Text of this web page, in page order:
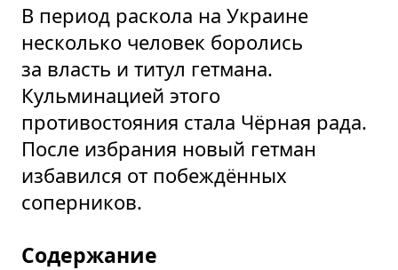
В период раскола на Украине
несколько человек боролись
за власть и титул гетмана.
Кульминацией этого
противостояния стала Чёрная рада.
После избрания новый гетман
избавился от побеждённых
соперников.
Содержание